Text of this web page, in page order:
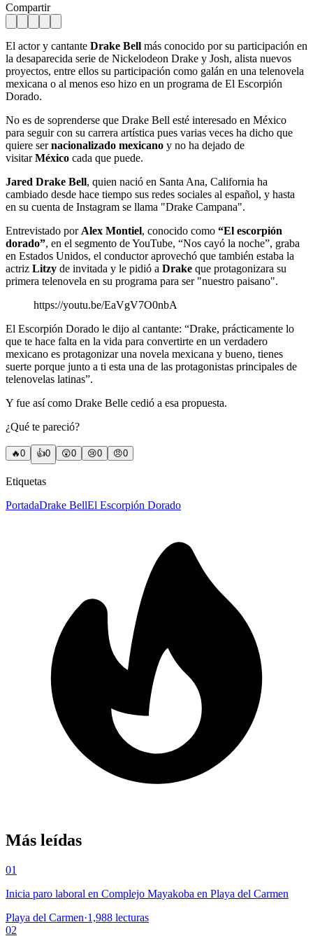
Compartir
El actor y cantante Drake Bell más conocido por su participación en
la desaparecida serie de Nickelodeon Drake y Josh, alista nuevos
proyectos, entre ellos su participación como galán en una telenovela
mexicana o al menos eso hizo en un programa de El Escorpión
Dorado.
No es de soprenderse que Drake Bell esté interesado en México
para seguir con su carrera artística pues varias veces ha dicho que
quiere sernacionalizado mexicano y no ha dejado de
visitarMéxico cada que puede.
Jared Drake Bell, quien nació en Santa Ana, California ha
cambiado desde hace tiempo sus redes sociales al español, y hasta
en su cuenta de Instagram se llama "Drake Campana".
Entrevistado por Alex Montiel, conocido como “El escorpión
dorado”, en el segmento de YouTube, “Nos cayó la noche”, graba
en Estados Unidos, el conductor aprovechó que también estaba la
actriz Litzy de invitada y le pidió a Drake que protagonizara su
primera telenovela en su programa para ser "nuestro paisano".
https://youtu.be/EaVgV7O0nbA
El Escorpión Dorado le dijo al cantante: “Drake, prácticamente lo
que te hace falta en la vida para convertirte en un verdadero
mexicano es protagonizar una novela mexicana y bueno, tienes
suerte porque junto a ti esta una de las protagonistas principales de
telenovelas latinas”.
Y fue así como Drake Belle cedió a esa propuesta.
¿Qué te pareció?
🔥0 👍0 😲0 😢0 😠0
Etiquetas
PortadaDrake BellEl Escorpión Dorado
Más leídas
01
Inicia paro laboral en Complejo Mayakoba en Playa del Carmen
Playa del Carmen·1,988 lecturas
02